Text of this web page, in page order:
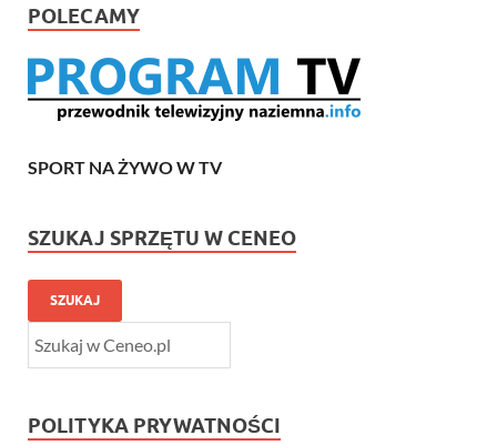
POLECAMY
SPORT NA ŻYWO W TV
SZUKAJ SPRZĘTU W CENEO
SZUKAJ
POLITYKA PRYWATNOŚCI